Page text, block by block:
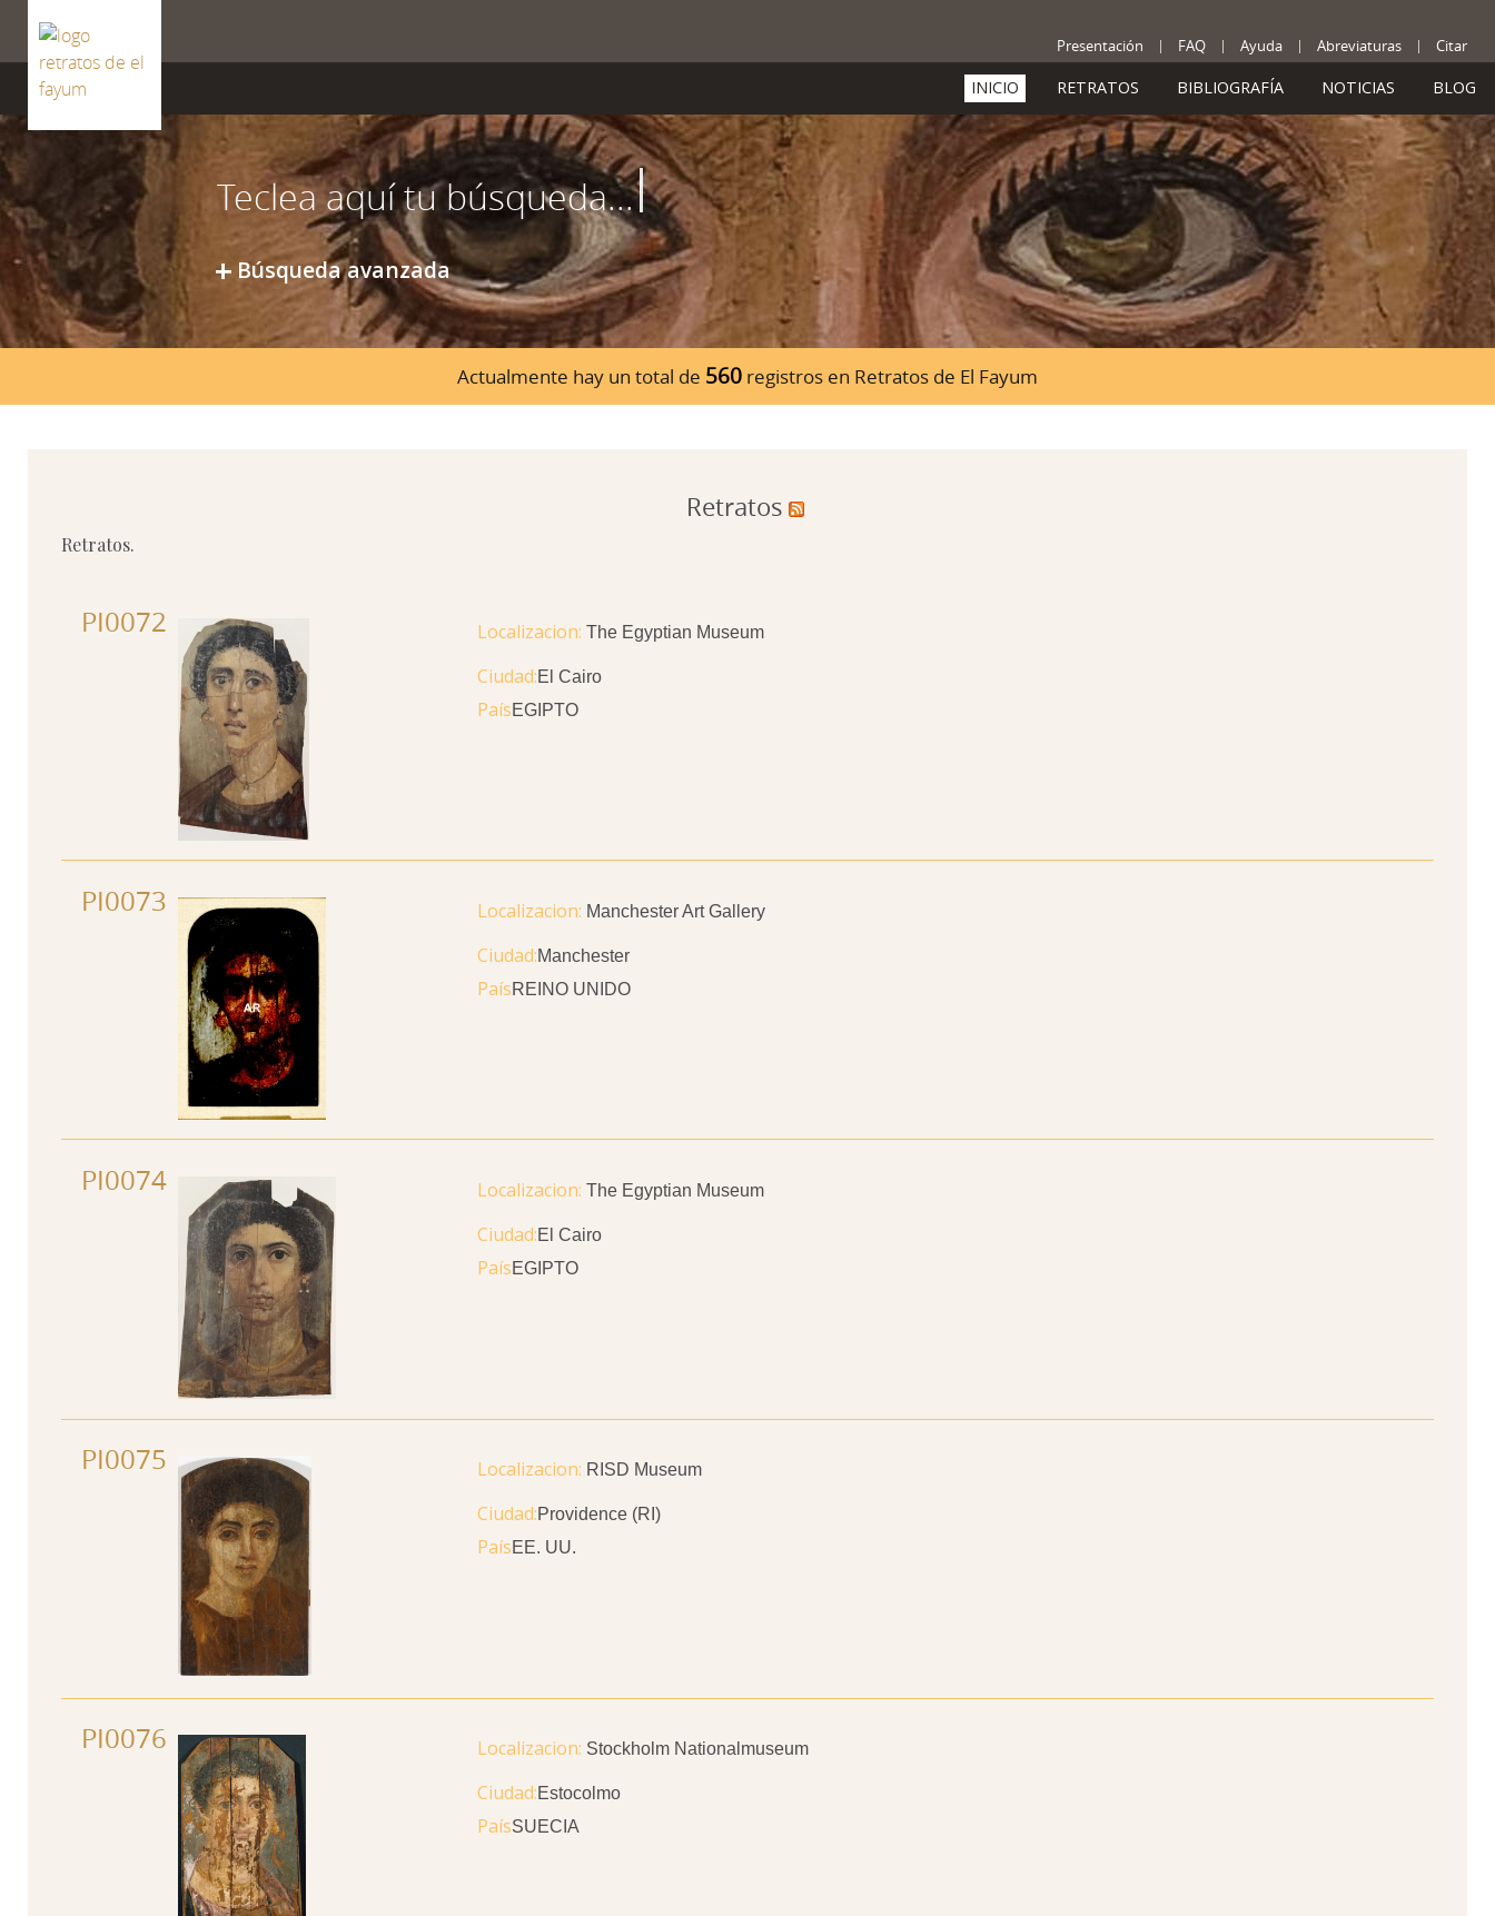
Presentación FAQ Ayuda Abreviaturas Citar
INICIO RETRATOS BIBLIOGRAFÍA NOTICIAS BLOG
Búsqueda avanzada
Actualmente hay un total de 560 registros en Retratos de El Fayum
Retratos
Retratos.
PI0072 The Egyptian Museum
Ciudad El Cairo
PaísEGIPTO
PI0073 Manchester Art Gallery
Ciudad Manchester
PaísREINO UNIDO
PI0074 The Egyptian Museum
Ciudad El Cairo
PaísEGIPTO
PI0075 RISD Museum
Ciudad Providence (RI)
PaísEE. UU.
PI0076 Stockholm Nationalmuseum
Ciudad Estocolmo
PaísSUECIA